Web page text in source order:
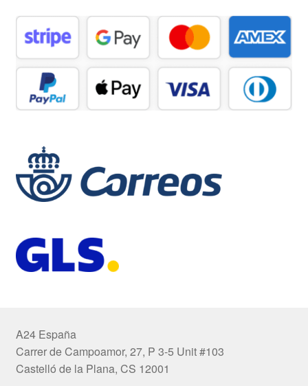
A24 España
Carrer de Campoamor, 27, P 3-5 Unit #103
Castelló de la Plana, CS 12001